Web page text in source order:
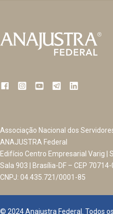
Associação Nacional dos
ANAJUSTRA Federal
Edifício Centro Empresarial Varig |
Sala 903 | Brasília-DF – CEP
CNPJ: 04.435.721/0001-85
© 2024 Anajustra Federal. Todos